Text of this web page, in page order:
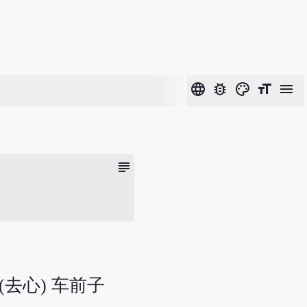
language bug_report color_lens format_size menu
subject
心) 车前子